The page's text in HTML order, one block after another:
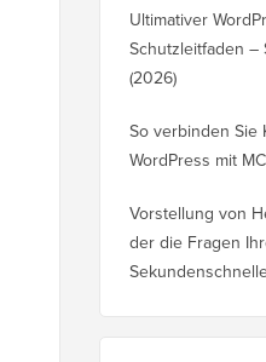
Ultimativer
Schutzleitfaden –
(2026)
So verbinden Sie
WordPress mit
Vorstellung von
der die Fragen